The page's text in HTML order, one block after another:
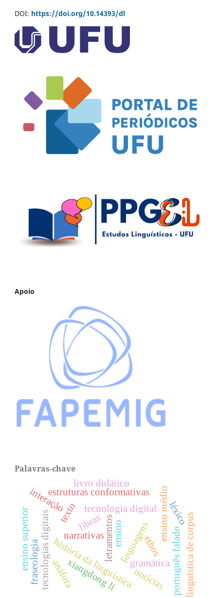
DOI: https://doi.org/10.14393/dl
Apoio
Palavras-chave
linguagens
letramentosensino
tecnologia digital
gramática
história da linguística português falado
texto
tecnologias digitais xiangdong li
narrativas
interação
anáfora
estruturas conformativas
livro didático
ensino médio
ethos
fraseologia
léxicolinguística de corpus
libras
notícias
ensino superior